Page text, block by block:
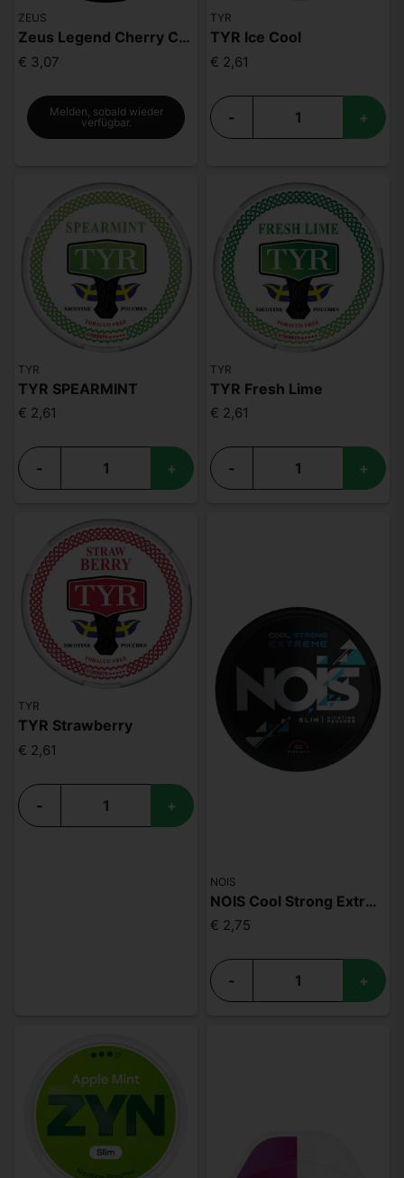
ZEUS
Zeus Legend Cherry Cola Mighty Strong
€ 3,07
Melden, sobald wieder
verfügbar.
TYR
TYR Ice Cool
€ 2,61
- +
TYR
TYR SPEARMINT
€ 2,61
- +
TYR
TYR Fresh Lime
€ 2,61
- +
TYR
TYR Strawberry
€ 2,61
- +
NOIS
NOIS Cool Strong Extreme 50mg
€ 2,75
- +